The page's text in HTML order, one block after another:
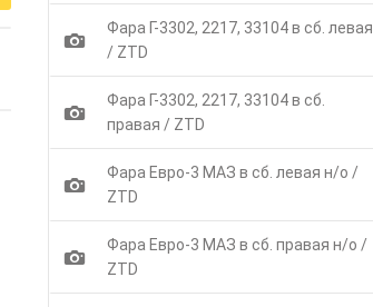
1
Фара Г-3302, 2217, 33104 в сб. левая
/ ZTD
1
Фара Г-3302, 2217, 33104 в сб.
правая / ZTD
1
Фара Евро-3 МАЗ в сб. левая н/о /
ZTD
1
Фара Евро-3 МАЗ в сб. правая н/о /
ZTD